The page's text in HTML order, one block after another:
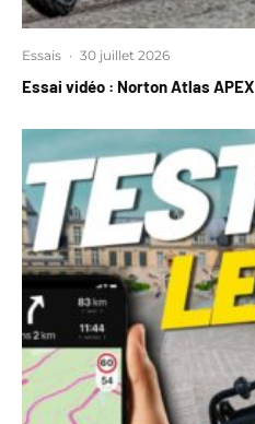
Essais · 30 juillet 2026
Essai vidéo : Norton Atlas APEX